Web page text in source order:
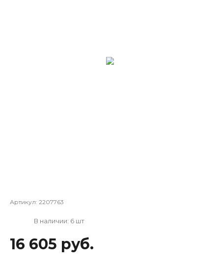
Артикул: 2207763
В наличии: 6 шт
16 605 руб.